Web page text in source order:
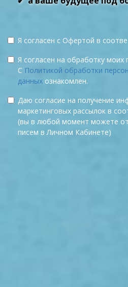
Я согласен с Офертой в
Я согласен на обработку моих
С Политикой обработки
данных ознакомлен.
Даю согласие на получение
маркетинговых рассылок в
(вы в любой момент можете
писем в Личном Кабинете)